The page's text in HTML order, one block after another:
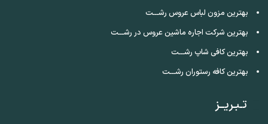
بهترین مزون لباس عروس رشـــت
بهترین شرکت اجاره ماشین عروس در رشـــت
بهترین کافی شاپ رشـــت
بهترین کافه رستوران رشـــت
تـبـریــز